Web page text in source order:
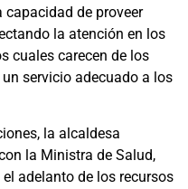
de proveer
la atención en los
cuales carecen de los
servicio adecuado a los
la alcaldesa
la Ministra de Salud,
adelanto de los recursos